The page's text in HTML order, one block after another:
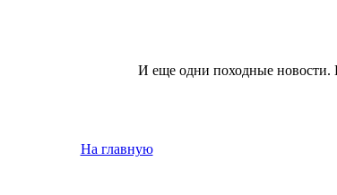
И еще одни походные
На главную